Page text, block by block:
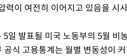
력이 여전히 이어지고 있음을 시
5일 발표될 미국 노동부의 5월
공식 고용통계는 월별 변동성이